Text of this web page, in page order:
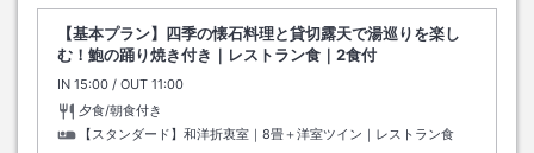
【基本プラン】四季の懐石料理と貸切露天で湯巡りを楽し
む！鮑の踊り焼き付き｜レストラン食｜2食付
IN チェックイン
15:00 / OUT チェックアウト
11:00
夕食/朝食付き
【スタンダード】和洋折衷室｜8畳＋洋室ツイン｜レストラン食